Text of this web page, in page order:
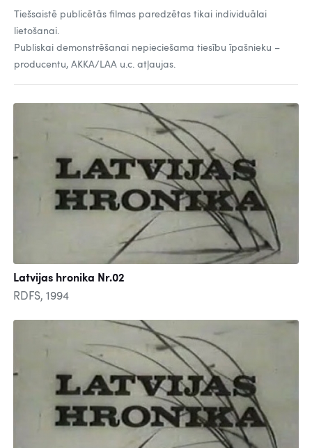
Tiešsaistē publicētās filmas paredzētas tikai individuālai
lietošanai.
Publiskai demonstrēšanai nepieciešama tiesību īpašnieku –
producentu, AKKA/LAA u.c. atļaujas.
Latvijas hronika Nr.02
RDFS, 1994